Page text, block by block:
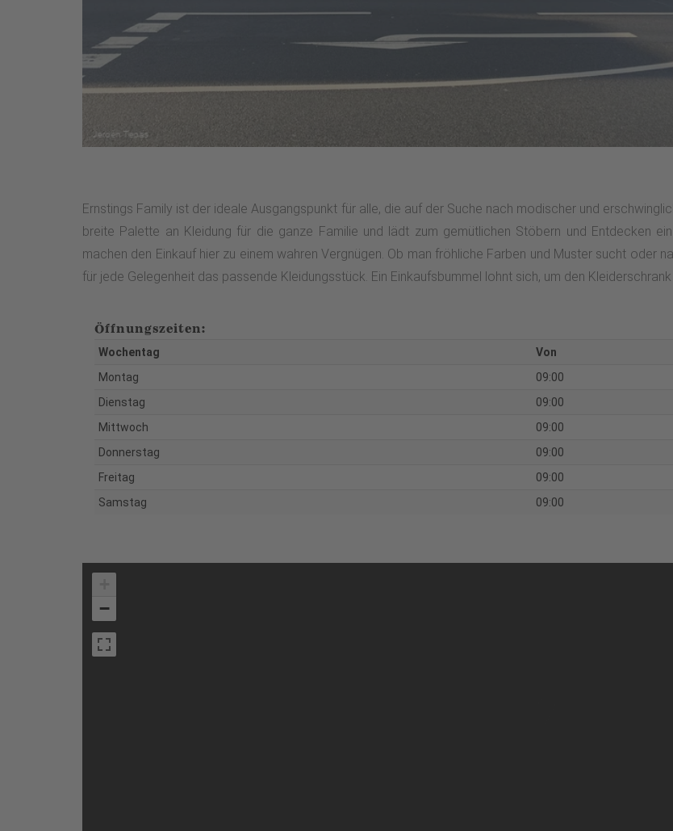
Ernstings Family ist der ideale Ausgangspunkt für alle, die auf der Suche nach modischer und
breite Palette an Kleidung für die ganze Familie und lädt zum gemütlichen Stöbern und Entdecken
machen den Einkauf hier zu einem wahren Vergnügen. Ob man fröhliche Farben und Muster sucht oder
für jede Gelegenheit das passende Kleidungsstück. Ein Einkaufsbummel lohnt sich, um den
Öffnungszeiten:
Wochentag Von
Montag
09:00
Dienstag
09:00
Mittwoch
09:00
Donnerstag
09:00
Freitag
09:00
Samstag
09:00
−